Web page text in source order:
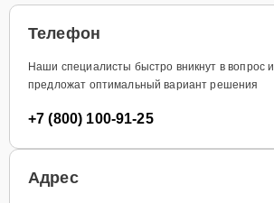
Телефон
Наши специалисты быстро вникнут в вопрос и
предложат оптимальный вариант решения
+7 (800) 100-91-25
Адрес